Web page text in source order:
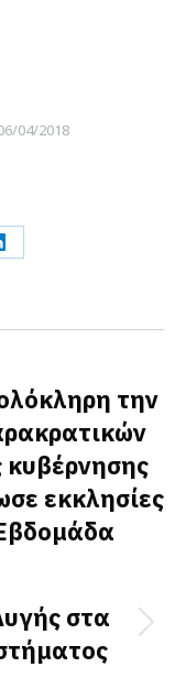
04/2018
την
κυβέρνησης
εκκλησίες
στα